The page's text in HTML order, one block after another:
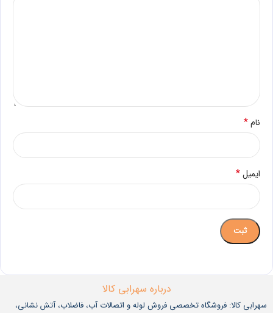
نام*
ایمیل*
درباره سهرابی کالا
سهرابی کالا: فروشگاه تخصصی فروش لوله و اتصالات آب، فاضلاب، آتش نشانی،